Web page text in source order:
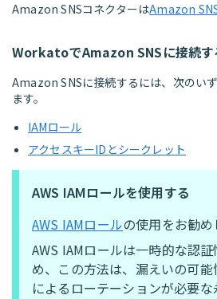
Amazon SNSコネクターはAmazon
WorkatoでAmazon SNSに接続す
Amazon SNSに接続するには、次のい
ます。
IAMロール
アクセスキーIDとシークレット
AWS IAMロールを使用する
AWS IAMロールの使用をお勧め
AWS IAMロールは一時的な認
め、この方法は、漏えいの可
によるローテーションが必要